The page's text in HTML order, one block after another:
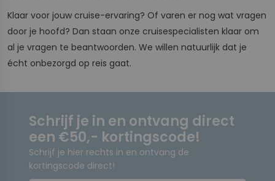
Klaar voor jouw cruise-ervaring? Of varen er nog wat vragen
door je hoofd? Dan staan onze cruisespecialisten klaar om
al je vragen te beantwoorden. We willen natuurlijk dat je
écht onbezorgd op reis gaat.
Schrijf je in en ontvang direct
een €50,- kortingscode!
Schrijf je hier rechts in en ontvang de
kortingscode direct!